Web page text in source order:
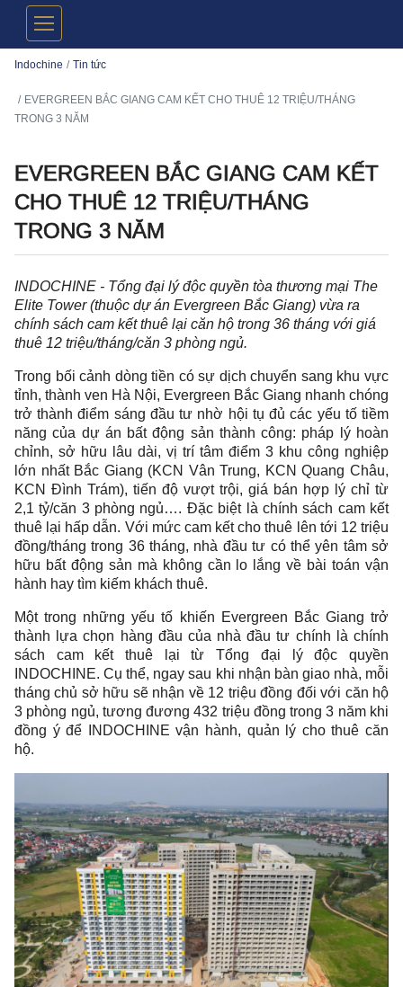
Indochine Tin tức
EVERGREEN BẮC GIANG CAM KẾT CHO THUÊ 12 TRIỆU/THÁNG
TRONG 3 NĂM
EVERGREEN BẮC GIANG CAM KẾT
CHO THUÊ 12 TRIỆU/THÁNG
TRONG 3 NĂM
INDOCHINE - Tổng đại lý độc quyền tòa thương mại The
Elite Tower (thuộc dự án Evergreen Bắc Giang) vừa ra
chính sách cam kết thuê lại căn hộ trong 36 tháng với giá
thuê 12 triệu/tháng/căn 3 phòng ngủ.
Trong bối cảnh dòng tiền có sự dịch chuyển sang khu vực
tỉnh, thành ven Hà Nội, Evergreen Bắc Giang nhanh chóng
trở thành điểm sáng đầu tư nhờ hội tụ đủ các yếu tố tiềm
năng của dự án bất động sản thành công: pháp lý hoàn
chỉnh, sở hữu lâu dài, vị trí tâm điểm 3 khu công nghiệp
lớn nhất Bắc Giang (KCN Vân Trung, KCN Quang Châu,
KCN Đình Trám), tiến độ vượt trội, giá bán hợp lý chỉ từ
2,1 tỷ/căn 3 phòng ngủ…. Đặc biệt là chính sách cam kết
thuê lại hấp dẫn. Với mức cam kết cho thuê lên tới 12 triệu
đồng/tháng trong 36 tháng, nhà đầu tư có thể yên tâm sở
hữu bất động sản mà không cần lo lắng về bài toán vận
hành hay tìm kiếm khách thuê.
Một trong những yếu tố khiến Evergreen Bắc Giang trở
thành lựa chọn hàng đầu của nhà đầu tư chính là chính
sách cam kết thuê lại từ Tổng đại lý độc quyền
INDOCHINE. Cụ thể, ngay sau khi nhận bàn giao nhà, mỗi
tháng chủ sở hữu sẽ nhận về 12 triệu đồng đối với căn hộ
3 phòng ngủ, tương đương 432 triệu đồng trong 3 năm khi
đồng ý để INDOCHINE vận hành, quản lý cho thuê căn
hộ.